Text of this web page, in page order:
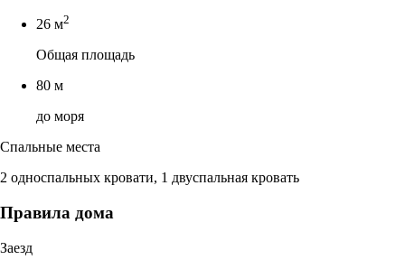
26 м2
Общая площадь
80 м
до моря
Спальные места
2 односпальных кровати, 1 двуспальная кровать
Правила дома
Заезд